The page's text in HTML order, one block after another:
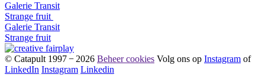
Galerie Transit
Strange fruit
Galerie Transit
Strange fruit
© Catapult 1997 − 2026 Beheer cookies Volg ons op Instagram of
LinkedIn Instagram Linkedin